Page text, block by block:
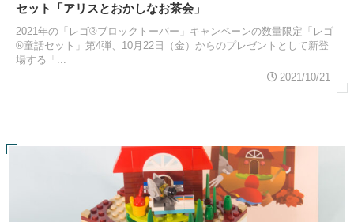
セット「アリスとおかしなお茶会」
2021年の「レゴ®ブロックトーバー」キャンペーンの数量限定「レゴ
®童話セット」第4弾、10月22日（金）からのプレゼントとして新登
場する「...
2021/10/21